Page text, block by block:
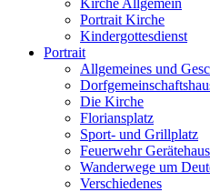
Kirche Allgemein
Portrait Kirche
Kindergottesdienst
Portrait
Allgemeines und
Die Kirche
Floriansplatz
Sport- und Grillplatz
Feuerwehr
Wanderwege um
Verschiedenes